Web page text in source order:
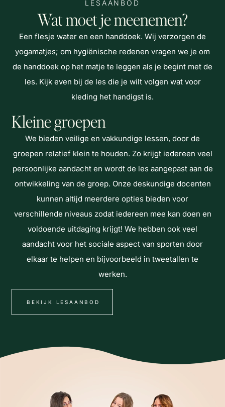
LESAANBOD
Wat moet je meenemen?
Een flesje water en een handdoek. Wij verzorgen de
yogamatjes; om hygiënische redenen vragen we je om
de handdoek op het matje te leggen als je begint met de
les. Kijk even bij de les die je wilt volgen wat voor
kleding het handigst is.
Kleine groepen
We bieden veilige en vakkundige lessen, door de
groepen relatief klein te houden. Zo krijgt iedereen veel
persoonlijke aandacht en wordt de les aangepast aan de
ontwikkeling van de groep. Onze deskundige docenten
kunnen altijd meerdere opties bieden voor
verschillende niveaus zodat iedereen mee kan doen en
voldoende uitdaging krijgt! We hebben ook veel
aandacht voor het sociale aspect van sporten door
elkaar te helpen en bijvoorbeeld in tweetallen te
werken.
BEKIJK LESAANBOD